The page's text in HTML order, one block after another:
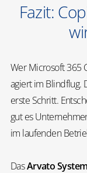
Fazit:
Wer Microsoft 365
agiert im Blindflug.
erste Schritt.
gut es
im laufenden
DasArvato